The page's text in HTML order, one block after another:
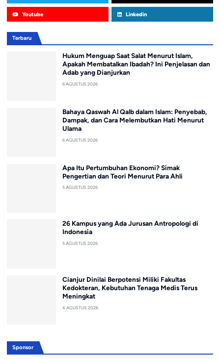
Youtube Linkedin
Terbaru
Hukum Menguap Saat Salat Menurut Islam,
Apakah Membatalkan Ibadah? Ini Penjelasan dan
Adab yang Dianjurkan
6 AGUSTUS 2026
Bahaya Qaswah Al Qalb dalam Islam: Penyebab,
Dampak, dan Cara Melembutkan Hati Menurut
Ulama
6 AGUSTUS 2026
Apa Itu Pertumbuhan Ekonomi? Simak
Pengertian dan Teori Menurut Para Ahli
5 AGUSTUS 2026
26 Kampus yang Ada Jurusan Antropologi di
Indonesia
5 AGUSTUS 2026
Cianjur Dinilai Berpotensi Miliki Fakultas
Kedokteran, Kebutuhan Tenaga Medis Terus
Meningkat
4 AGUSTUS 2026
Sponsor